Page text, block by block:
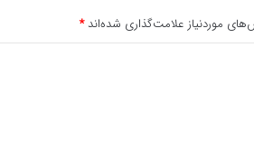
موردنیاز علامت‌گذاری شده‌اند*